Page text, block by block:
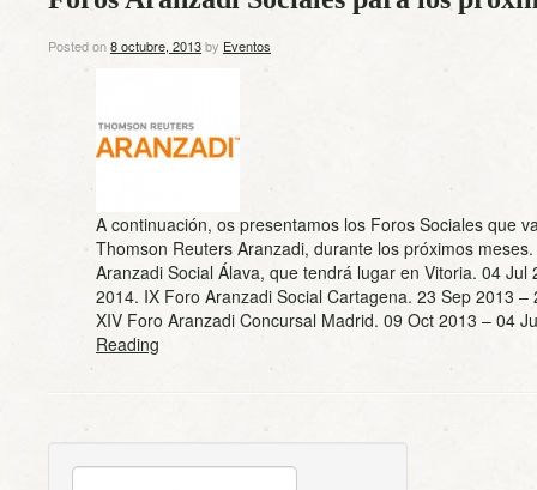
Posted on8 octubre, 2013by Eventos
A continuación, os presentamos los Foros Sociales que
Thomson Reuters Aranzadi, durante los próximos
Aranzadi Social Álava, que tendrá lugar en Vitoria. 04 Jul
2014. IX Foro Aranzadi Social Cartagena. 23 Sep 2013 –
XIV Foro Aranzadi Concursal Madrid. 09 Oct 2013 – 04
Reading
BUSCAR: